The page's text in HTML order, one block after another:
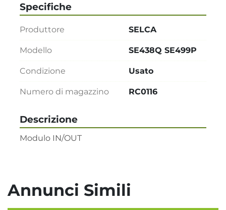
Descrizione
Modulo IN/OUT
Specifiche
Produttore SELCA
Modello SE438Q SE499P
Condizione Usato
Numero di magazzino RC0116
Annunci Simili